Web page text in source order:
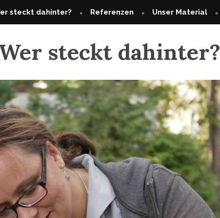
steckt dahinter? Referenzen Unser Material
steckt dahinter?